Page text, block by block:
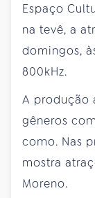
Espaço
na tevê, a
domingos,
800kHz.
A produção
gêneros
como. Nas
mostra
Moreno.